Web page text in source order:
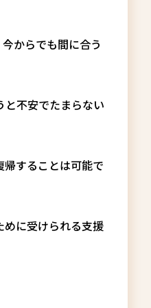
からでも間に合う
と不安でたまらない
することは可能で
に受けられる支援